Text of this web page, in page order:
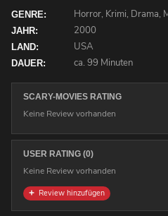
GENRE: Horror, Krimi, Drama,
JAHR: 2000
LAND: USA
DAUER: ca. 99 Minuten
SCARY-MOVIES RATING
Keine Review vorhanden
USER RATING (0)
Keine Review vorhanden
Review hinzufügen